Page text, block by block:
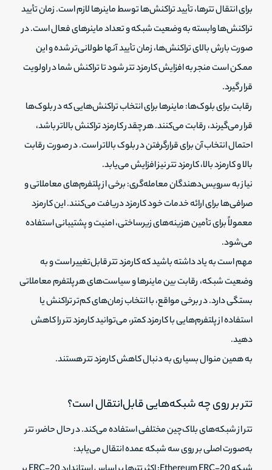
برای انتقال تترها، تأیید تراکنش‌ها توسط ماینرها لازم است. زمان تأیید
تراکنش‌ها وابسته به وضعیت شبکه و تعداد ماینرهای فعال است. در
صورت بارش بالای تراکنش‌ها، زمان تأیید آنها طولانی‌تر شده و این
ممکن است منجر به افزایش کارمزد تتر شود تا تراکنش شما در اولویت
قرار گیرد.
رقابت برای بلوک‌ها: ماینرها برای انتخاب تراکنش‌هایی که در بلوک‌ها
قرار می‌گیرند، رقابت می‌کنند. هر چقدر کارمزد تراکنش بالاتر باشد،
احتمال انتخاب آن برای قرارگرفتن در بلوک بالاتر است. در صورت رقابت
بالا و کارمزد بالا، کارمزد تتر نیز افزایش می‌یابد.
نیاز به سرویس‌دهندگان معامله‌گری: برخی از پلتفرم‌های معاملاتی و
صرافی‌ها برای ارائه خدمات خود کارمزد دریافت می‌کنند. این کارمزد
معمولاً برای تأمین هزینه‌های زیرساختی، امنیت و پشتیبانی استفاده
می‌شود.
مهم است به یاد داشته باشید که کارمزد تتر قابل‌تغییر است و به
وضعیت شبکه، رقابت بین ماینرها و سیاست‌های هر پلتفرم معاملاتی
بستگی دارد. در برخی مواقع، با انتخاب زمان‌های کم‌تر تراکنش یا
استفاده از پلتفرم‌هایی با کارمزد کمتر، می‌توانید کارمزد تتر را کاهش
دهید.
به همین منوال بسیاری به دنبال کاهش کارمزد تتر هستند.
تتر بر روی چه شبکه‌هایی قابل‌انتقال است؟
تتر از شبکه‌های بلاک‌چین مختلفی استفاده می‌کند. در حال حاضر، تتر
به‌صورت اصلی بر روی سه شبکه عمده انتقال می‌یابد: